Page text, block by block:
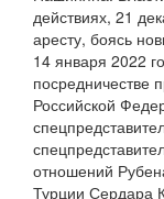
действиях, 21
аресту, боясь
14 января 2022
посредничестве
Российской
отношений
Турции Сердара